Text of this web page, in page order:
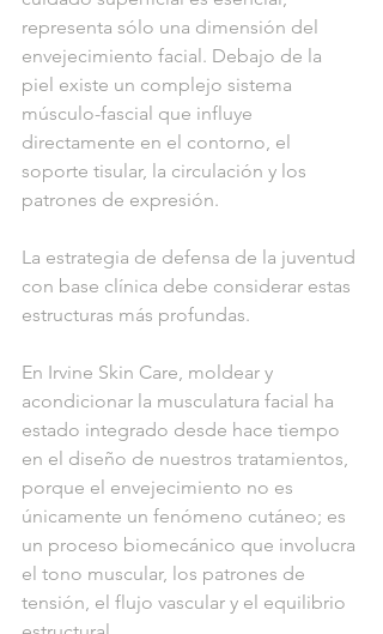
representa sólo una dimensión del
envejecimiento facial. Debajo de la
piel existe un complejo sistema
músculo-fascial que influye
directamente en el contorno, el
soporte tisular, la circulación y los
patrones de expresión.
La estrategia de defensa de la juventud
con base clínica debe considerar estas
estructuras más profundas.
En Irvine Skin Care, moldear y
acondicionar la musculatura facial ha
estado integrado desde hace tiempo
en el diseño de nuestros tratamientos,
porque el envejecimiento no es
únicamente un fenómeno cutáneo; es
un proceso biomecánico que involucra
el tono muscular, los patrones de
tensión, el flujo vascular y el equilibrio